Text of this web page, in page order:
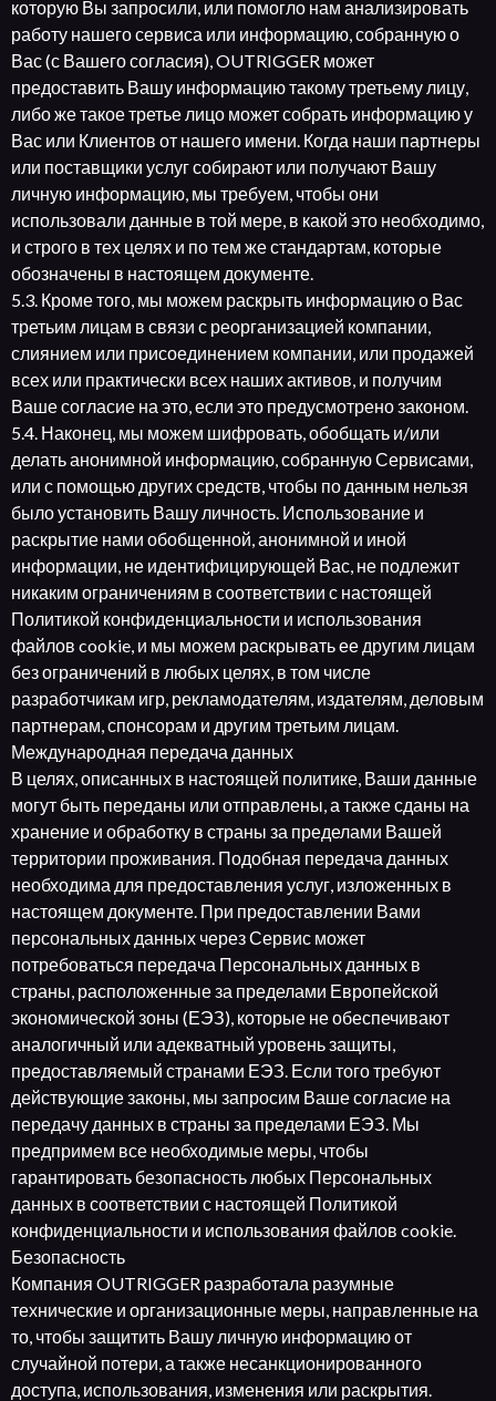
которую Вы запросили, или помогло нам анализировать
работу нашего сервиса или информацию, собранную о
Вас (с Вашего согласия), OUTRIGGER может
предоставить Вашу информацию такому третьему лицу,
либо же такое третье лицо может собрать информацию у
Вас или Клиентов от нашего имени. Когда наши партнеры
или поставщики услуг собирают или получают Вашу
личную информацию, мы требуем, чтобы они
использовали данные в той мере, в какой это необходимо,
и строго в тех целях и по тем же стандартам, которые
обозначены в настоящем документе.
5.3. Кроме того, мы можем раскрыть информацию о Вас
третьим лицам в связи с реорганизацией компании,
слиянием или присоединением компании, или продажей
всех или практически всех наших активов, и получим
Ваше согласие на это, если это предусмотрено законом.
5.4. Наконец, мы можем шифровать, обобщать и/или
делать анонимной информацию, собранную Сервисами,
или с помощью других средств, чтобы по данным нельзя
было установить Вашу личность. Использование и
раскрытие нами обобщенной, анонимной и иной
информации, не идентифицирующей Вас, не подлежит
никаким ограничениям в соответствии с настоящей
Политикой конфиденциальности и использования
файлов cookie, и мы можем раскрывать ее другим лицам
без ограничений в любых целях, в том числе
разработчикам игр, рекламодателям, издателям, деловым
партнерам, спонсорам и другим третьим лицам.
Международная передача данных
В целях, описанных в настоящей политике, Ваши данные
могут быть переданы или отправлены, а также сданы на
хранение и обработку в страны за пределами Вашей
территории проживания. Подобная передача данных
необходима для предоставления услуг, изложенных в
настоящем документе. При предоставлении Вами
персональных данных через Сервис может
потребоваться передача Персональных данных в
страны, расположенные за пределами Европейской
экономической зоны (ЕЭЗ), которые не обеспечивают
аналогичный или адекватный уровень защиты,
предоставляемый странами ЕЭЗ. Если того требуют
действующие законы, мы запросим Ваше согласие на
передачу данных в страны за пределами ЕЭЗ. Мы
предпримем все необходимые меры, чтобы
гарантировать безопасность любых Персональных
данных в соответствии с настоящей Политикой
конфиденциальности и использования файлов cookie.
Безопасность
Компания OUTRIGGER разработала разумные
технические и организационные меры, направленные на
то, чтобы защитить Вашу личную информацию от
случайной потери, а также несанкционированного
доступа, использования, изменения или раскрытия.